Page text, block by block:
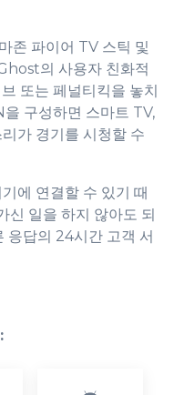
존 파이어 TV 스틱 및
의 사용자 친화적
또는 페널티킥을 놓치
구성하면 스마트 TV,
가 경기를 시청할 수
에 연결할 수 있기 때
신 일을 하지 않아도 되
응답의 24시간 고객 서